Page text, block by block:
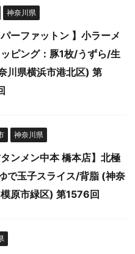
神奈川県
パーファットン 】小ラーメ
ピング：豚1枚/うずら/生
川県横浜市港北区) 第
神奈川県
タンメン中本 橋本店】北極
で玉子スライス/背脂 (神奈
原市緑区) 第1576回